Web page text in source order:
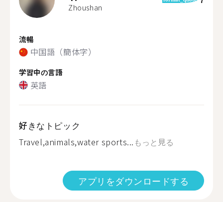
Zhoushan
流暢
中国語（簡体字）
学習中の言語
英語
好きなトピック
Travel,animals,water sports... もっと見る
アプリをダウンロードする